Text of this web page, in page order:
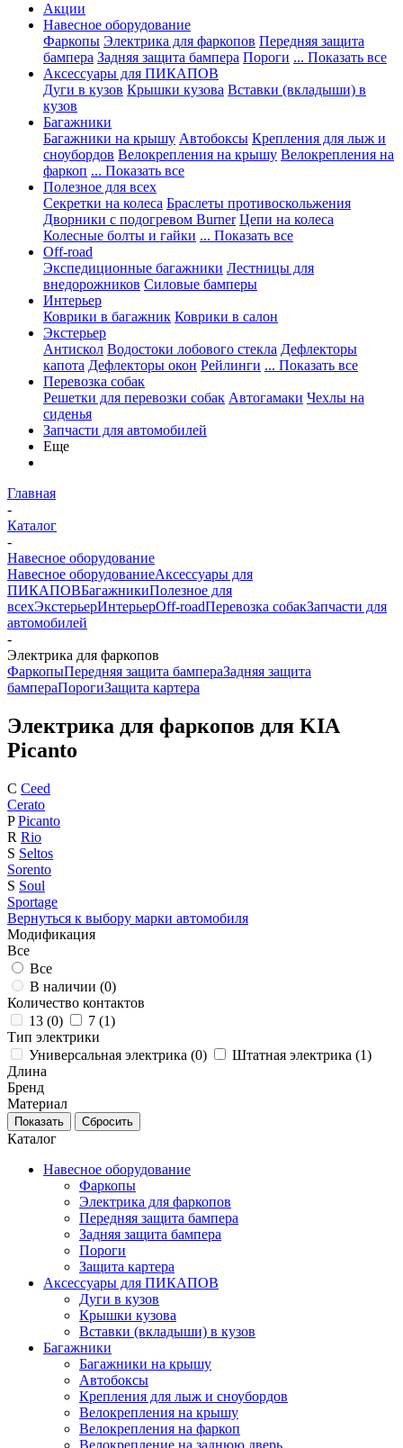
Акции
Навесное оборудование
Фаркопы Электрика для фаркопов Передняя защита
бампера Задняя защита бампера Пороги ... Показать все
Аксессуары для ПИКАПОВ
Дуги в кузов Крышки кузова Вставки (вкладыши) в
кузов
Багажники
Багажники на крышу Автобоксы Крепления для лыж и
сноубордов Велокрепления на крышу Велокрепления на
фаркоп ... Показать все
Полезное для всех
Секретки на колеса Браслеты противоскольжения
Дворники с подогревом Burner Цепи на колеса
Колесные болты и гайки ... Показать все
Off-road
Экспедиционные багажники Лестницы для
внедорожников Силовые бамперы
Интерьер
Коврики в багажник Коврики в салон
Экстерьер
Антискол Водостоки лобового стекла Дефлекторы
капота Дефлекторы окон Рейлинги ... Показать все
Перевозка собак
Решетки для перевозки собак Автогамаки Чехлы на
сиденья
Запчасти для автомобилей
Еще
Главная
-
Каталог
-
Навесное оборудование
Навесное оборудованиеАксессуары для
ПИКАПОВБагажникиПолезное для
всехЭкстерьерИнтерьерOff-roadПеревозка собакЗапчасти для
автомобилей
-
Электрика для фаркопов
ФаркопыПередняя защита бампераЗадняя защита
бампераПорогиЗащита картера
Электрика для фаркопов для KIA
Picanto
C Ceed
Cerato
P Picanto
R Rio
S Seltos
Sorento
S Soul
Sportage
Вернуться к выбору марки автомобиля
Модификация
Все
Все
В наличии (0)
Количество контактов
13 (0) 7 (1)
Тип электрики
Универсальная электрика (0) Штатная электрика (1)
Длина
Бренд
Материал
Каталог
Навесное оборудование
Фаркопы
Электрика для фаркопов
Передняя защита бампера
Задняя защита бампера
Пороги
Защита картера
Аксессуары для ПИКАПОВ
Дуги в кузов
Крышки кузова
Вставки (вкладыши) в кузов
Багажники
Багажники на крышу
Автобоксы
Крепления для лыж и сноубордов
Велокрепления на крышу
Велокрепления на фаркоп
Велокрепление на заднюю дверь